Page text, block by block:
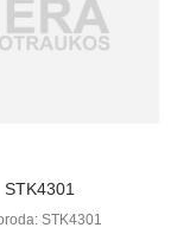
STK4301
STK4301